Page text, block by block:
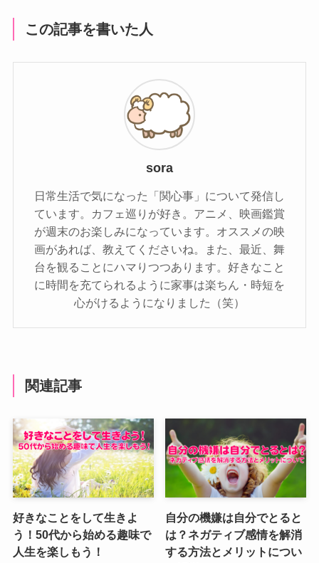
この記事を書いた人
sora
日常生活で気になった「関心事」について発信し
ています。カフェ巡りが好き。アニメ、映画鑑賞
が週末のお楽しみになっています。オススメの映
画があれば、教えてくださいね。また、最近、舞
台を観ることにハマりつつあります。好きなこと
に時間を充てられるように家事は楽ちん・時短を
心がけるようになりました（笑）
関連記事
好きなことをして生きよ
う！50代から始める趣味で
人生を楽しもう！
自分の機嫌は自分でとると
は？ネガティブ感情を解消
する方法とメリットについ